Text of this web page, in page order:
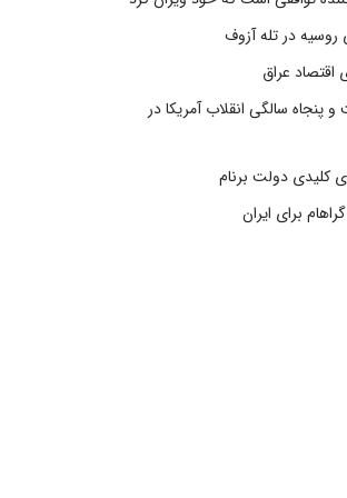
روسیه در تله آزوف
اقتصاد عراق
پنجاه سالگی انقلاب آمریکا در
کلیدی دولت برنام
برای ایران